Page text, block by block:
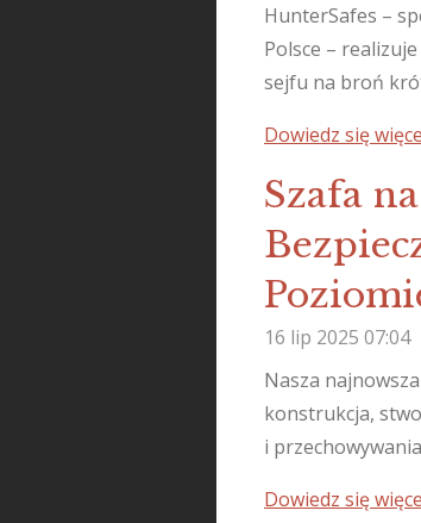
HunterSafes –
Polsce –
sejfu na broń
Dowiedz się
Szafa
16 lip 2025 07:04
Nasza
konstrukcja,
i
Dowiedz się